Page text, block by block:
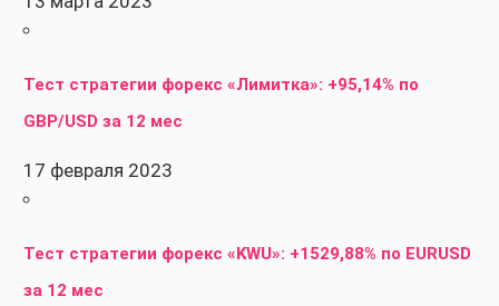
Тест стратегии форекс «Лимитка»: +95,14% по
GBP/USD за 12 мес
17 февраля 2023
Тест стратегии форекс «KWU»: +1529,88% по EURUSD
за 12 мес